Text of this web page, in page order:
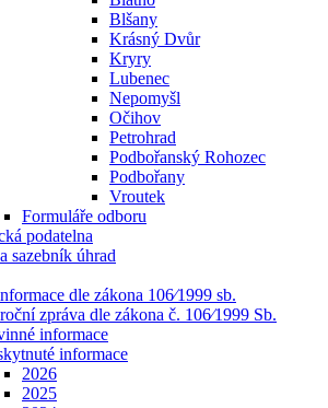
Blšany
Krásný Dvůr
Kryry
Lubenec
Nepomyšl
Očihov
Petrohrad
Podbořanský Rohozec
Podbořany
Vroutek
Formuláře odboru
podatelna
sazebník úhrad
dle zákona 106⁄1999 sb.
zpráva dle zákona č. 106⁄1999 Sb.
informace
informace
2026
2025